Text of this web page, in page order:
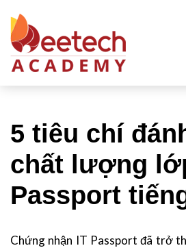
5 tiêu chí
chất lượng
Passport
Chứng nhận IT Passport đã trở